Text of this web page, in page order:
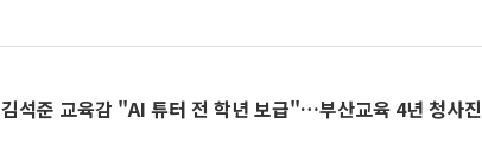
김석준 교육감 "AI 튜터 전 학년 보급"…부산교육 4년 청사